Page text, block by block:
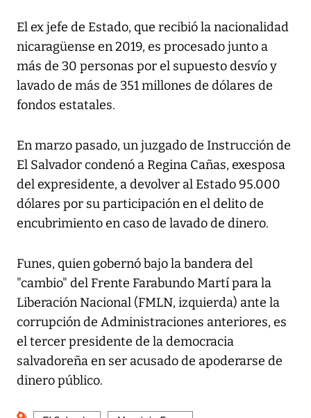
El ex jefe de Estado, que recibió la nacionalidad
nicaragüense en 2019, es procesado junto a
más de 30 personas por el supuesto desvío y
lavado de más de 351 millones de dólares de
fondos estatales.
En marzo pasado, un juzgado de Instrucción de
El Salvador condenó a Regina Cañas, exesposa
del expresidente, a devolver al Estado 95.000
dólares por su participación en el delito de
encubrimiento en caso de lavado de dinero.
Funes, quien gobernó bajo la bandera del
"cambio" del Frente Farabundo Martí para la
Liberación Nacional (FMLN, izquierda) ante la
corrupción de Administraciones anteriores, es
el tercer presidente de la democracia
salvadoreña en ser acusado de apoderarse de
dinero público.